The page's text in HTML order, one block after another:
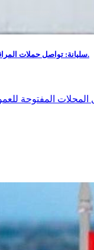
سليانة: تواصل حملات المراقبة الصحية للمحلات المفتوحة للعموم.